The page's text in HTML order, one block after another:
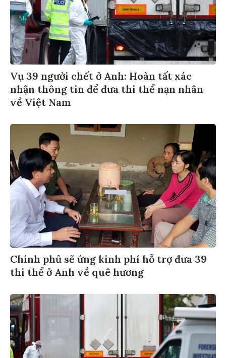
Vụ 39 người chết ở Anh: Hoàn tất xác
nhận thông tin để đưa thi thể nạn nhân
về Việt Nam
Chính phủ sẽ ứng kinh phí hỗ trợ đưa 39
thi thể ở Anh về quê hương